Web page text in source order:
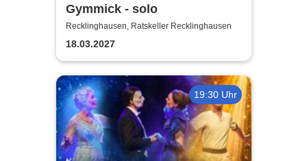
Gymmick - solo
Recklinghausen, Ratskeller Recklinghausen
18.03.2027
19:30 Uhr